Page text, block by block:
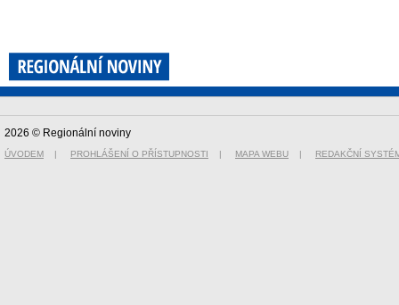
2026 © Regionální noviny
ÚVODEM | PROHLÁŠENÍ O PŘÍSTUPNOSTI | MAPA WEBU | REDAKČNÍ